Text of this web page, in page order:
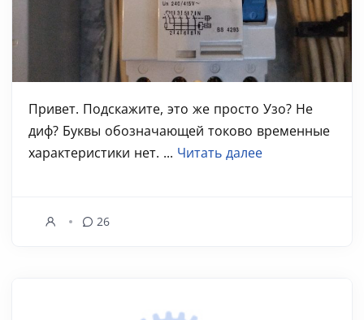
Привет. Подскажите, это же просто Узо? Не
диф? Буквы обозначающей токово временные
характеристики нет. ... Читать далее
26